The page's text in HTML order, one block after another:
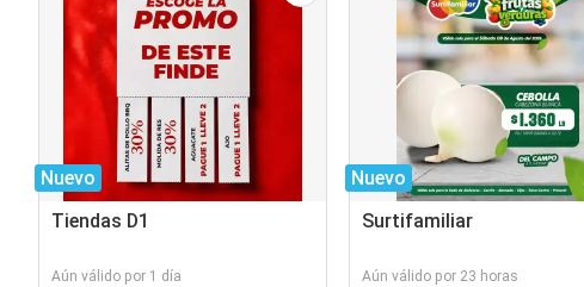
Nuevo
Tiendas D1
Aún válido por 1 día
Nuevo
Surtifamiliar
Aún válido por 23 horas